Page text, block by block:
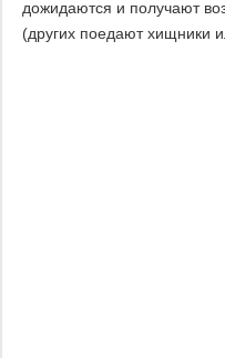
дожидаются и получают
(других поедают хищники